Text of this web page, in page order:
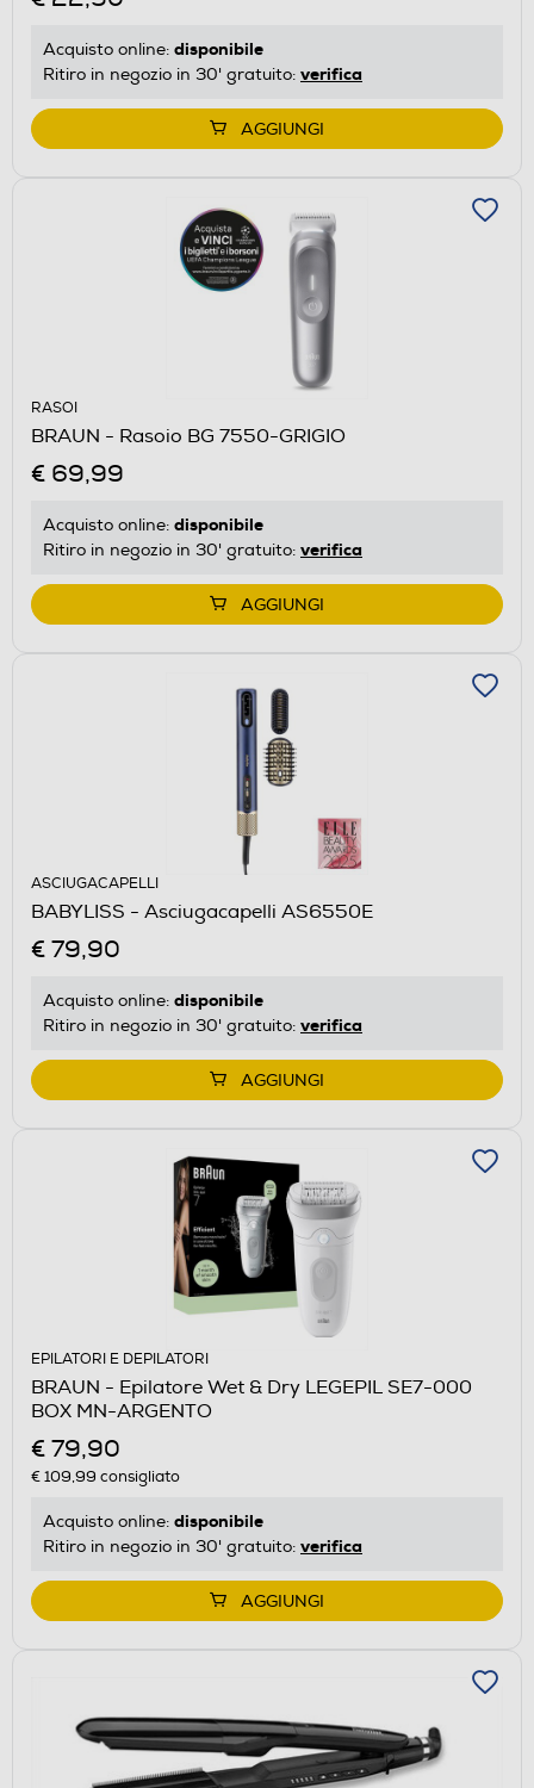
Acquisto online: disponibile
Ritiro in negozio in 30' gratuito: verifica
AGGIUNGI
RASOI
BRAUN - Rasoio BG 7550-GRIGIO
€ 69,99
Acquisto online: disponibile
Ritiro in negozio in 30' gratuito: verifica
AGGIUNGI
ASCIUGACAPELLI
BABYLISS - Asciugacapelli AS6550E
€ 79,90
Acquisto online: disponibile
Ritiro in negozio in 30' gratuito: verifica
AGGIUNGI
EPILATORI E DEPILATORI
BRAUN - Epilatore Wet & Dry LEGEPIL SE7-000
BOX MN-ARGENTO
€ 79,90
€ 109,99 consigliato
Acquisto online: disponibile
Ritiro in negozio in 30' gratuito: verifica
AGGIUNGI